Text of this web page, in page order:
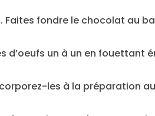
Faites fondre le chocolat au
d’oeufs un à un en fouettant
les à la préparation